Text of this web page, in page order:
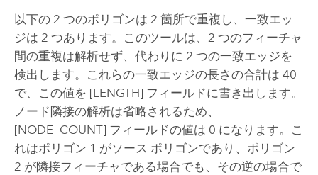
以下の 2 つのポリゴンは 2 箇所で重複し、一致エッ
ジは 2 つあります。このツールは、2 つのフィーチャ
間の重複は解析せず、代わりに 2 つの一致エッジを
検出します。これらの一致エッジの長さの合計は 40
で、この値を [LENGTH] フィールドに書き出します。
ノード隣接の解析は省略されるため、
[NODE_COUNT] フィールドの値は 0 になります。こ
れはポリゴン 1 がソース ポリゴンであり、ポリゴン
2 が隣接フィーチャである場合でも、その逆の場合で